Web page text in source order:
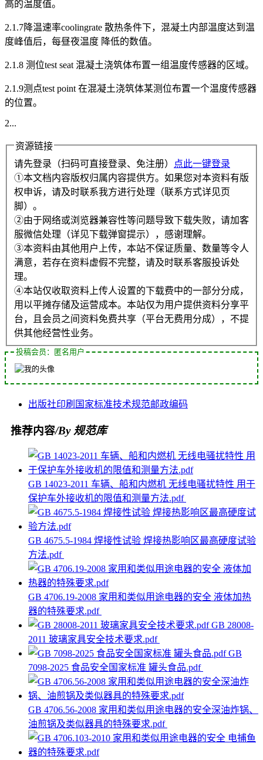
高的温度值。
2.1.7降温速率coolingrate 散热条件下，混凝土内部温度达到温
度峰值后，每昼夜温度 降低的数值。
2.1.8 测位test seat 混凝土浇筑体布置一组温度传感器的区域。
2.1.9测点test point 在混凝土浇筑体某测位布置一个温度传感器
的位置。
2...
资源链接
请先登录（扫码可直接登录、免注册）
点此一键登录
①本文档内容版权归属内容提供方。如果您对本资料有版
权申诉，请及时联系我方进行处理（联系方式详见页
脚）。
②由于网络或浏览器兼容性等问题导致下载失败，请加客
服微信处理（详见下载弹窗提示），感谢理解。
③本资料由其他用户上传，本站不保证质量、数量等令人
满意，若存在资料虚假不完整，请及时联系客服投诉处
理。
④本站仅收取资料上传人设置的下载费中的一部分分成，
用以平摊存储及运营成本。本站仅为用户提供资料分享平
台，且会员之间资料免费共享（平台无费用分成），不提
供其他经营性业务。
投稿会员：匿名用户
出版社印刷 国家标准技术规范邮政编码
推荐内容/By 规范库
GB 14023-2011 车辆、船和内燃机 无线电骚扰特性 用于
保护车外接收机的限值和测量方法.pdf
GB 4675.5-1984 焊接性试验 焊接热影响区最高硬度试验
方法.pdf
GB 4706.19-2008 家用和类似用途电器的安全 液体加热
器的特殊要求.pdf
GB 28008-
2011 玻璃家具安全技术要求.pdf
GB
7098-2025 食品安全国家标准 罐头食品.pdf
GB 4706.56-2008 家用和类似用途电器的安全深油炸锅、
油煎锅及类似器具的特殊要求.pdf